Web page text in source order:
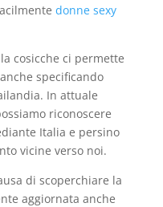
donne sexy
cosicche ci permette
specificando
In attuale
riconoscere
Italia e persino
vicine verso noi.
di scoperchiare la
aggiornata anche